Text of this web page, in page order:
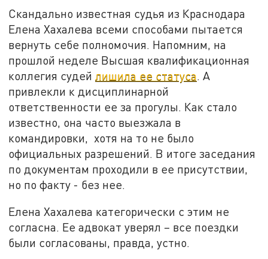
Скандально известная судья из Краснодара
Елена Хахалева всеми способами пытается
вернуть себе полномочия. Напомним, на
прошлой неделе Высшая квалификационная
коллегия судейлишила ее статуса. А
привлекли к дисциплинарной
ответственности ее за прогулы. Как стало
известно, она часто выезжала в
командировки, хотя на то не было
официальных разрешений. В итоге заседания
по документам проходили в ее присутствии,
но по факту - без нее.
Елена Хахалева категорически с этим не
согласна. Ее адвокат уверял – все поездки
были согласованы, правда, устно.